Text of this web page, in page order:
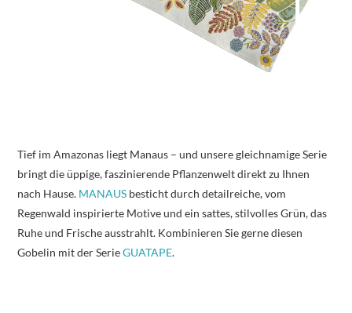
Tief im Amazonas liegt Manaus – und unsere gleichnamige Serie
bringt die üppige, faszinierende Pflanzenwelt direkt zu Ihnen
nach Hause. MANAUS besticht durch detailreiche, vom
Regenwald inspirierte Motive und ein sattes, stilvolles Grün, das
Ruhe und Frische ausstrahlt. Kombinieren Sie gerne diesen
Gobelin mit der SerieGUATAPE.